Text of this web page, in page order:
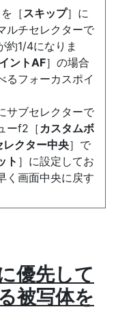
［スキップ］に
ルチセレクターで
約1/4になりま
ントAF］の場合
るフォーカスポイ
サブセレクターで
ーf2［カスタムボ
レクター中央］で
ト ］に設定してお
く画面中央に戻す
優先して
被写体を